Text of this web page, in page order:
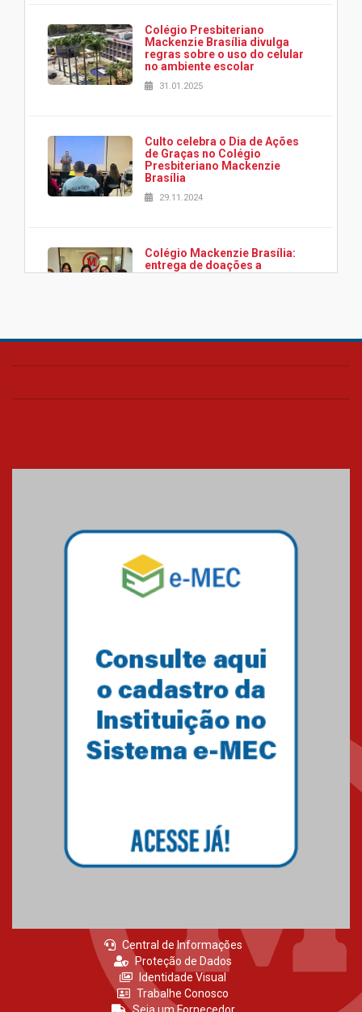
Colégio Presbiteriano
Mackenzie Brasília divulga
regras sobre o uso do celular
no ambiente escolar
31.01.2025
Culto celebra o Dia de Ações
de Graças no Colégio
Presbiteriano Mackenzie
Brasília
29.11.2024
Colégio Mackenzie Brasília:
entrega de doações a
associação Viver da Cidade
Colégio Presbiteriano
os funcionários
07.11.2024
Equipe de saltos ornamentais
do Mackenzie Brasília
Gravação do projeto “Mais de
31 mil vozes com a Palavra” é
realizado no Colégio
Mackenzie Brasília
25.10.2024
Brasília conquistam medalhas
em importantes competições
de Matemática
04.10.2024
Central de Informações
Proteção de Dados
Identidade Visual
Trabalhe Conosco